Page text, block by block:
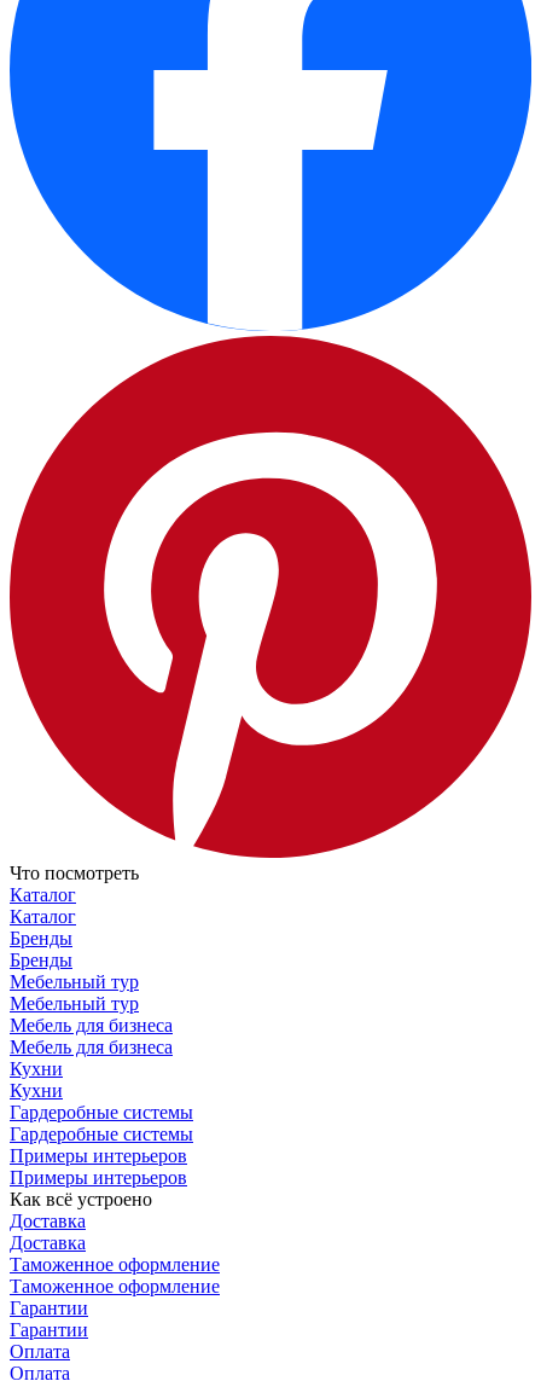
Что посмотреть
Каталог
Каталог
Бренды
Бренды
Мебельный тур
Мебельный тур
Мебель для бизнеса
Мебель для бизнеса
Кухни
Кухни
Гардеробные системы
Гардеробные системы
Примеры интерьеров
Примеры интерьеров
Как всё устроено
Доставка
Доставка
Таможенное оформление
Таможенное оформление
Гарантии
Гарантии
Оплата
Оплата